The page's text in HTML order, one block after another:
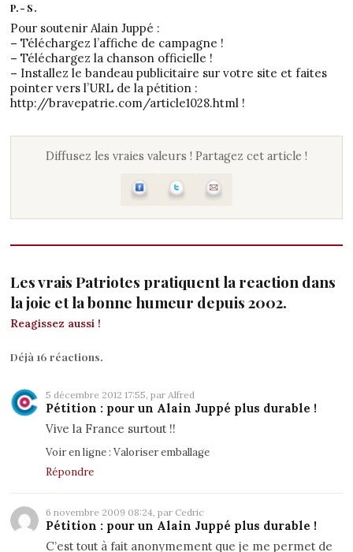
P.-S.
Pour soutenir Alain Juppé :
– Téléchargez l’affiche de campagne !
– Téléchargez la chanson officielle !
– Installez le bandeau publicitaire sur votre site et faites
pointer vers l’URL de la pétition :
http://bravepatrie.com/article1028.html!
Diffusez les vraies valeurs ! Partagez cet article !
Les vrais Patriotes pratiquent la reaction dans
la joie et la bonne humeur depuis 2002.
Reagissez aussi !
Déjà 16 réactions.
5 décembre 2012 17:55, par Alfred
Pétition : pour un Alain Juppé plus durable !
Vive la France surtout !!
Voir en ligne : Valoriser emballage
Répondre
6 novembre 2009 08:24, par Cedric
Pétition : pour un Alain Juppé plus durable !
C’est tout à fait anonymement que je me permet de